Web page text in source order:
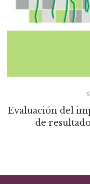
Evaluación del
de
$